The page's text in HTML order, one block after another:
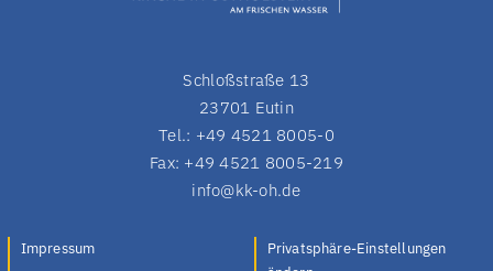
Schloßstraße 13
23701 Eutin
Tel.: +49 4521 8005-0
Fax: +49 4521 8005-219
info@kk-oh.de
Impressum
Privatsphäre-Einstellungen